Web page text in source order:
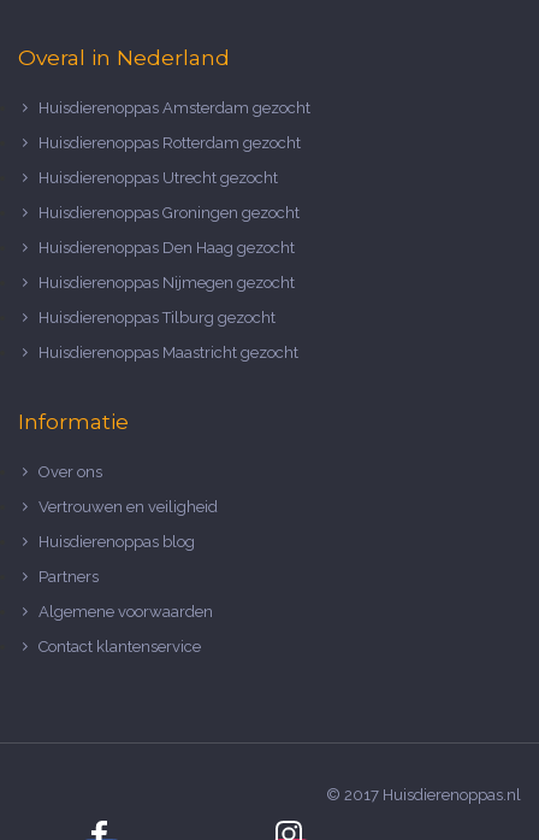
Overal in Nederland
Huisdierenoppas Amsterdam gezocht
Huisdierenoppas Rotterdam gezocht
Huisdierenoppas Utrecht gezocht
Huisdierenoppas Groningen gezocht
Huisdierenoppas Den Haag gezocht
Huisdierenoppas Nijmegen gezocht
Huisdierenoppas Tilburg gezocht
Huisdierenoppas Maastricht gezocht
Informatie
Over ons
Vertrouwen en veiligheid
Huisdierenoppas blog
Partners
Algemene voorwaarden
Contact klantenservice
© 2017 Huisdierenoppas.nl